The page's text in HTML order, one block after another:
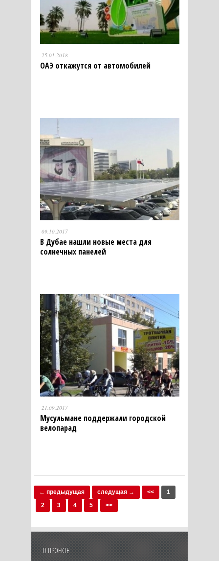
25.01.2018
ОАЭ откажутся от автомобилей
09.10.2017
В Дубае нашли новые места для
солнечных панелей
21.09.2017
Мусульмане поддержали городской
велопарад
← предыдущая следущая → <<
1
2
3 4 5 >>
О ПРОЕКТЕ